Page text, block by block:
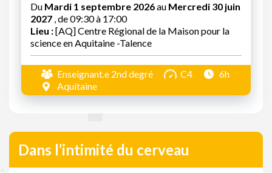
Du Mardi 1 septembre 2026au Mercredi 30 juin
2027 , de 09:30 à 17:00
Lieu :[AQ] Centre Régional de la Maison pour la
science en Aquitaine -Talence
Enseignant.e 2nd degré C4
6h
Aquitaine
Dans l’intimité du cerveau